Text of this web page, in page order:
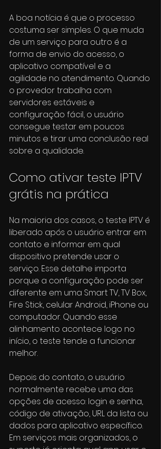
A boa notícia é que o processo
costuma ser simples. O que muda
de um serviço para outro é a
forma de envio do acesso, o
aplicativo compatível e a
agilidade no atendimento. Quando
o provedor trabalha com
servidores estáveis e
configuração fácil, o usuário
consegue testar em poucos
minutos e tirar uma conclusão real
sobre a qualidade.
Como ativar teste IPTV
grátis na prática
Na maioria dos casos, o teste IPTV é
liberado após o usuário entrar em
contato e informar em qual
dispositivo pretende usar o
serviço. Esse detalhe importa
porque a configuração pode ser
diferente em uma Smart TV, TV Box,
Fire Stick, celular Android, iPhone ou
computador. Quando esse
alinhamento acontece logo no
início, o teste tende a funcionar
melhor.
Depois do contato, o usuário
normalmente recebe uma das
opções de acesso: login e senha,
código de ativação, URL da lista ou
dados para aplicativo específico.
Em serviços mais organizados, o